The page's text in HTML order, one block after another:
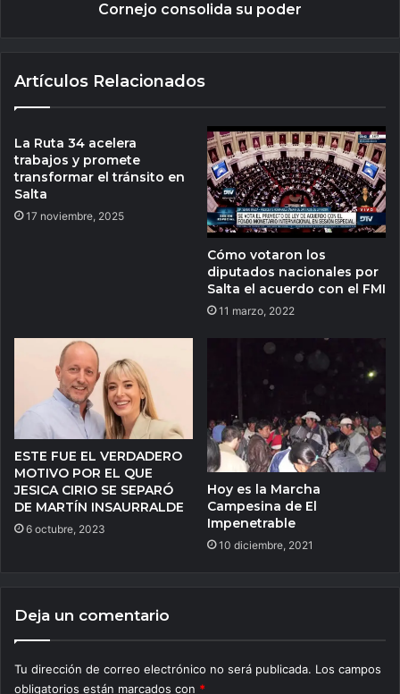
Cornejo consolida su poder
Artículos Relacionados
La Ruta 34 acelera
trabajos y promete
transformar el tránsito en
Salta
17 noviembre, 2025
Cómo votaron los
diputados nacionales por
Salta el acuerdo con el FMI
11 marzo, 2022
ESTE FUE EL VERDADERO
MOTIVO POR EL QUE
JESICA CIRIO SE SEPARÓ
DE MARTÍN INSAURRALDE
6 octubre, 2023
Hoy es la Marcha
Campesina de El
Impenetrable
10 diciembre, 2021
Deja un comentario
Tu dirección de correo electrónico no será publicada. Los campos
obligatorios están marcados con *